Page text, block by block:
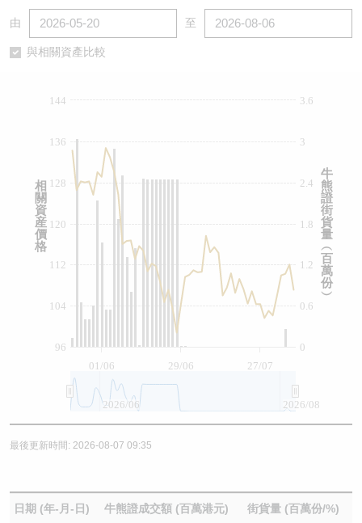
由 至
與相關資產比較
01/06 29/06 27/07
0
0.6
1.2
1.8
2.4
3
3.6
96
104
112
120
128
136
144
2026/06 2026/08
牛
熊
證
街
貨
量
︵
百
萬
份
︶
相
關
資
産
價
格
最後更新時間: 2026-08-07 09:35
日期 (年-月-日) 牛熊證成交額 (百萬港元) 街貨量 (百萬份/%)
認股證/牛熊證日誌
牛熊證到期結算價查詢
牛熊證文件及公告
牛熊證文件及公告 (瑞信)
中資ETFs溢價比較
收市競價變化